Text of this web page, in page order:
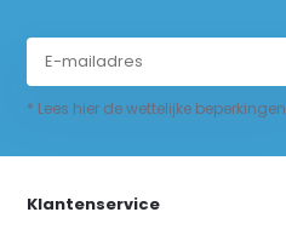
* Lees hier de wettelijke beperkingen
Klantenservice